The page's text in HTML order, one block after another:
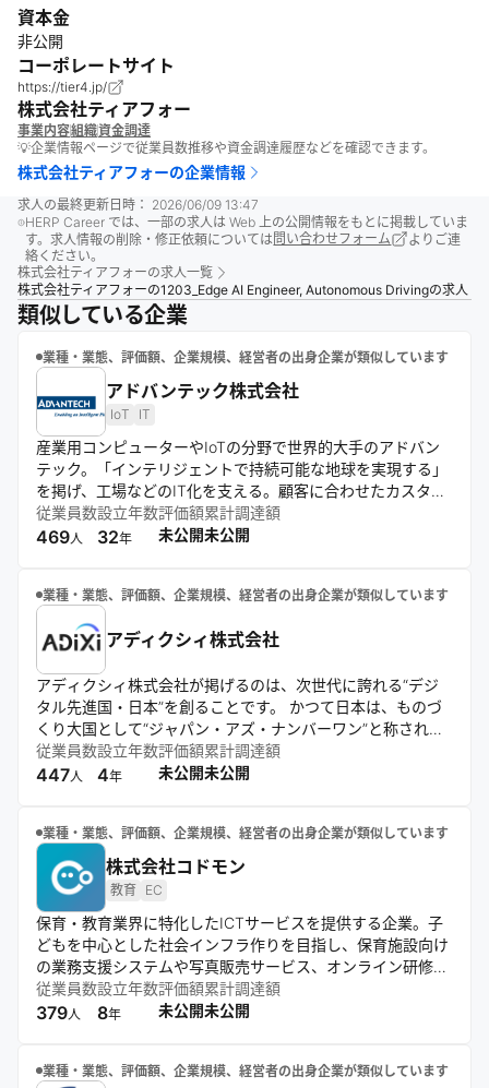
資本金
非公開
コーポレートサイト
https://tier4.jp/
株式会社ティアフォー
事業内容組織資金調達
💡企業情報ページで従業員数推移や資金調達履歴などを確認できます。
株式会社ティアフォーの企業情報
求人の最終更新日時： 2026/06/09 13:47
HERP Career では、一部の求人は Web 上の公開情報をもとに掲載していま
す。求人情報の削除・修正依頼については問い合わせフォーム
よりご連
絡ください。
株式会社ティアフォーの求人一覧
株式会社ティアフォーの1203_Edge AI Engineer, Autonomous Drivingの求人
類似している企業
業種・業態、評価額、企業規模、経営者の出身企業が類似しています
アドバンテック株式会社
IoT IT
産業用コンピューターやIoTの分野で世界的大手のアドバン
テック。「インテリジェントで持続可能な地球を実現する」
を掲げ、工場などのIT化を支える。顧客に合わせたカスタム
設計や、世界規模のサポート体制が強み。「利他」の精神と
高い品質方針で、製品開発から保守までトータルに支える。
従業員数
469人
設立年数
32年
評価額
未公開
累計調達額
未公開
業種・業態、評価額、企業規模、経営者の出身企業が類似しています
アディクシィ株式会社
アディクシィ株式会社が掲げるのは、次世代に誇れる“デジ
タル先進国・日本”を創ることです。 かつて日本は、ものづ
くり大国として“ジャパン・アズ・ナンバーワン”と称された
時代がありました。 資源に恵まれた国ではありません。 そ
れでも日本は、海外の優れた技術や考え方を取り入れ、組み
ーの多くは、いわゆる“失われた30年”を当事者として生きて
きた世代です。 未来に向かって国全体が力強く前へ進んでい
る感覚を、私たちの世代はあまり知りません。 だからこそ、
強く思っています。 これから社会を担う人々が、「この国の
未来は明るい」と信じられないまま、社会の主役となってほ
しくない。 むしろ、「あの時代があったから、今の日本があ
る」と誇りを持てる未来をつくりたい。いま、世界はAIによ
って大きく変わろうとしています。AIの基盤技術やプラット
フォームの多くは海外から生まれています。 それでも、私た
トに合わせて磨き込み、組み合わせ、より良い形にして社会
従業員数
447人
設立年数
4年
評価額
未公開
累計調達額
未公開
業種・業態、評価額、企業規模、経営者の出身企業が類似しています
株式会社コドモン
教育 EC
保育・教育業界に特化したICTサービスを提供する企業。子
どもを中心とした社会インフラ作りを目指し、保育施設向け
の業務支援システムや写真販売サービス、オンライン研修、
ECサイト、園児募集支援など、多角的なサービスを展開。保
育者の環境改善と保護者支援を通じて、子育て環境の向上に
従業員数
379人
設立年数
8年
評価額
未公開
累計調達額
未公開
業種・業態、評価額、企業規模、経営者の出身企業が類似しています